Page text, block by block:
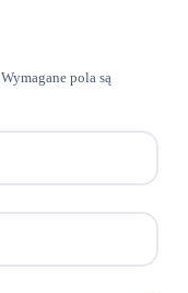
Wymagane pola są